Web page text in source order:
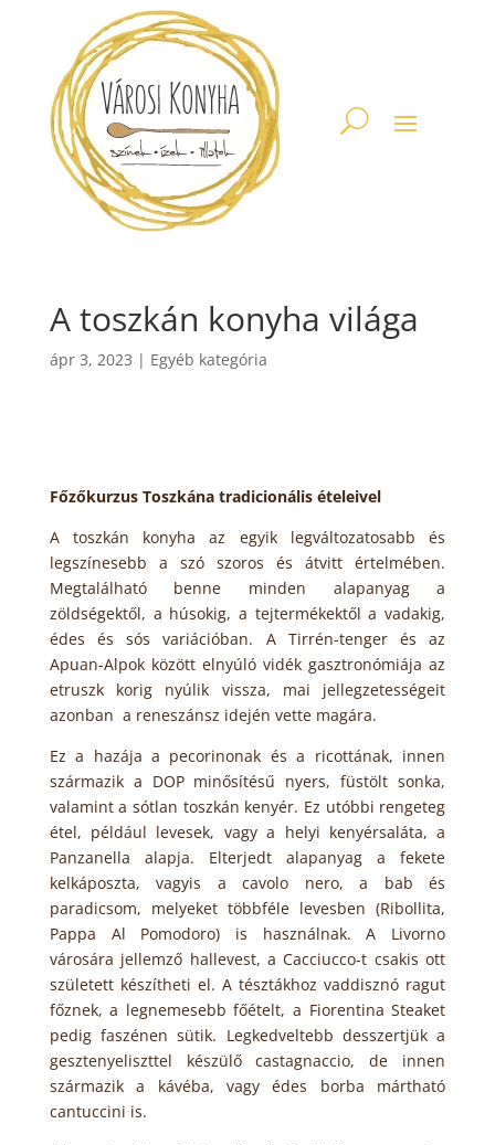
A toszkán konyha világa
ápr 3, 2023 | Egyéb kategória
Főzőkurzus Toszkána tradicionális ételeivel
A toszkán konyha az egyik legváltozatosabb és
legszínesebb a szó szoros és átvitt értelmében.
Megtalálható benne minden alapanyag a
zöldségektől, a húsokig, a tejtermékektől a vadakig,
édes és sós variációban. A Tirrén-tenger és az
Apuan-Alpok között elnyúló vidék gasztronómiája az
etruszk korig nyúlik vissza, mai jellegzetességeit
azonban a reneszánsz idején vette magára.
Ez a hazája a pecorinonak és a ricottának, innen
származik a DOP minősítésű nyers, füstölt sonka,
valamint a sótlan toszkán kenyér. Ez utóbbi rengeteg
étel, például levesek, vagy a helyi kenyérsaláta, a
Panzanella alapja. Elterjedt alapanyag a fekete
kelkáposzta, vagyis a cavolo nero, a bab és
paradicsom, melyeket többféle levesben (Ribollita,
Pappa Al Pomodoro) is használnak. A Livorno
városára jellemző hallevest, a Cacciucco-t csakis ott
született készítheti el. A tésztákhoz vaddisznó ragut
főznek, a legnemesebb főételt, a Fiorentina Steaket
pedig faszénen sütik. Legkedveltebb desszertjük a
gesztenyeliszttel készülő castagnaccio, de innen
származik a kávéba, vagy édes borba mártható
cantuccini is.